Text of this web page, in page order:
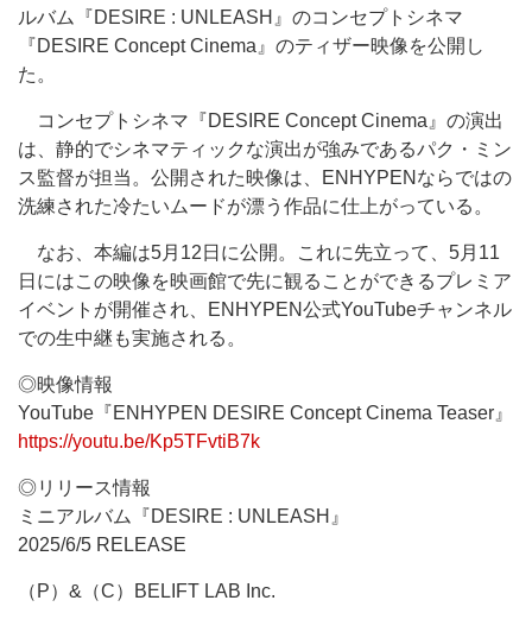
ルバム『DESIRE : UNLEASH』のコンセプトシネマ
『DESIRE Concept Cinema』のティザー映像を公開し
た。
コンセプトシネマ『DESIRE Concept Cinema』の演出
は、静的でシネマティックな演出が強みであるパク・ミン
ス監督が担当。公開された映像は、ENHYPENならではの
洗練された冷たいムードが漂う作品に仕上がっている。
なお、本編は5月12日に公開。これに先立って、5月11
日にはこの映像を映画館で先に観ることができるプレミア
イベントが開催され、ENHYPEN公式YouTubeチャンネル
での生中継も実施される。
◎映像情報
YouTube『ENHYPEN DESIRE Concept Cinema Teaser』
https://youtu.be/Kp5TFvtiB7k
◎リリース情報
ミニアルバム『DESIRE : UNLEASH』
2025/6/5 RELEASE
（P）&（C）BELIFT LAB Inc.